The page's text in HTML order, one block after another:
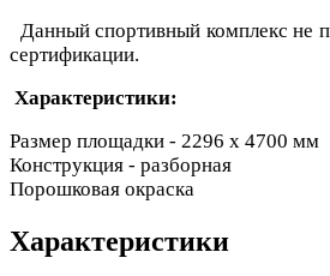
Данный спортивный комплекс не
сертификации.
Характеристики:
Размер площадки - 2296 х 4700 мм
Конструкция - разборная
Порошковая окраска
Характеристики